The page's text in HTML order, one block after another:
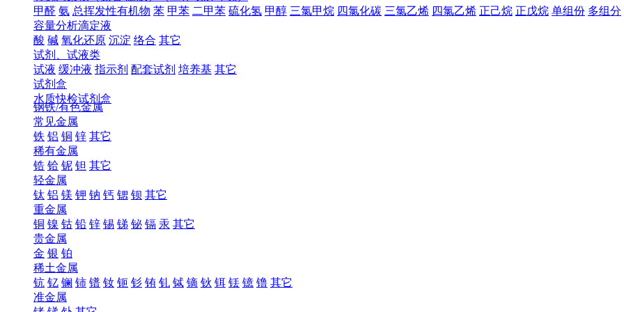
甲醛 氨 总挥发性有机物 苯 甲苯 二甲苯 硫化氢 甲醇 三氯甲烷 四氯化碳 三氯乙烯 四氯乙烯 正己烷 正戊烷 单组份 多组分
容量分析滴定液
酸 碱 氧化还原 沉淀 络合 其它
试剂、试液类
试液 缓冲液 指示剂 配套试剂 培养基 其它
试剂盒
水质快检试剂盒
钢铁/有色金属
常见金属
铁 铝 铜 锌 其它
稀有金属
锆 铪 铌 钽 其它
轻金属
钛 铝 镁 钾 钠 钙 锶 钡 其它
重金属
铜 镍 钴 铅 锌 锡 锑 铋 镉 汞 其它
贵金属
金 银 铂
稀土金属
钪 钇 镧 铈 镨 钕 钷 钐 铕 钆 铽 镝 钬 铒 铥 镱 镥 其它
准金属